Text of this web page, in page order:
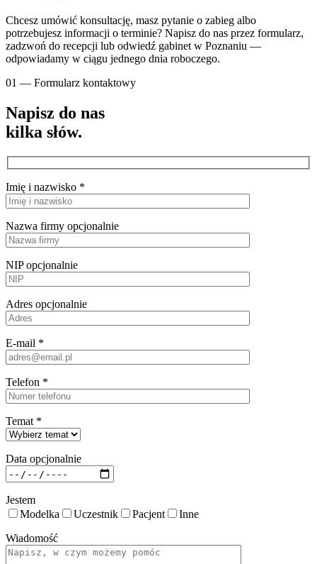
Chcesz umówić konsultację, masz pytanie o zabieg albo
potrzebujesz informacji o terminie? Napisz do nas przez formularz,
zadzwoń do recepcji lub odwiedź gabinet w Poznaniu —
odpowiadamy w ciągu jednego dnia roboczego.
01 — Formularz kontaktowy
Napisz do nas
kilka słów.
Imię i nazwisko *
Nazwa firmy opcjonalnie
NIPopcjonalnie
Adres opcjonalnie
E-mail *
Telefon *
Temat *
Data opcjonalnie
Jestem
Modelka
Uczestnik Pacjent
Inne
Wiadomość